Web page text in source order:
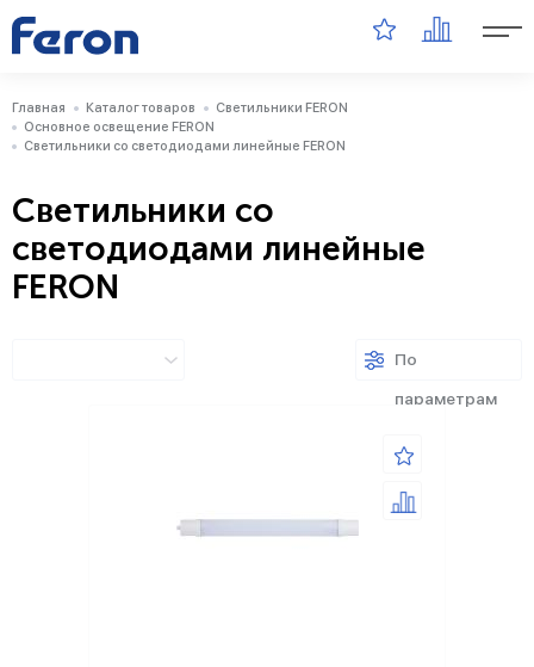
Главная Каталог товаров
Светильники FERON
Основное освещение FERON
Светильники со светодиодами линейные FERON
Светильники со
светодиодами линейные
FERON
По
параметрам